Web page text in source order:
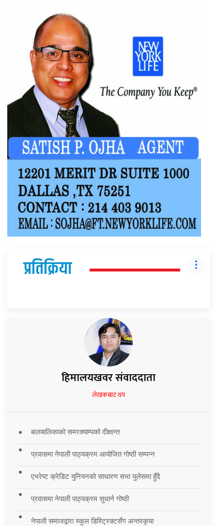
प्रतिक्रिया
हिमालयखवर संवाददाता
लेखकबाट थप
बालबालिकाको समरक्याम्पको दीक्षान्त
प्रवासमा नेपाली पाठ्यक्रम आयोजित गोष्ठी सम्पन्न
एभरेष्ट क्रेडिट युनियनको साधारण सभा युलेसमा हुँदै
प्रवासमा नेपाली पाठ्यक्रम सुधार्न गोष्ठी
नेपाली समाजद्वारा स्कुल डिस्ट्रिक्टसँग अन्तरकृया